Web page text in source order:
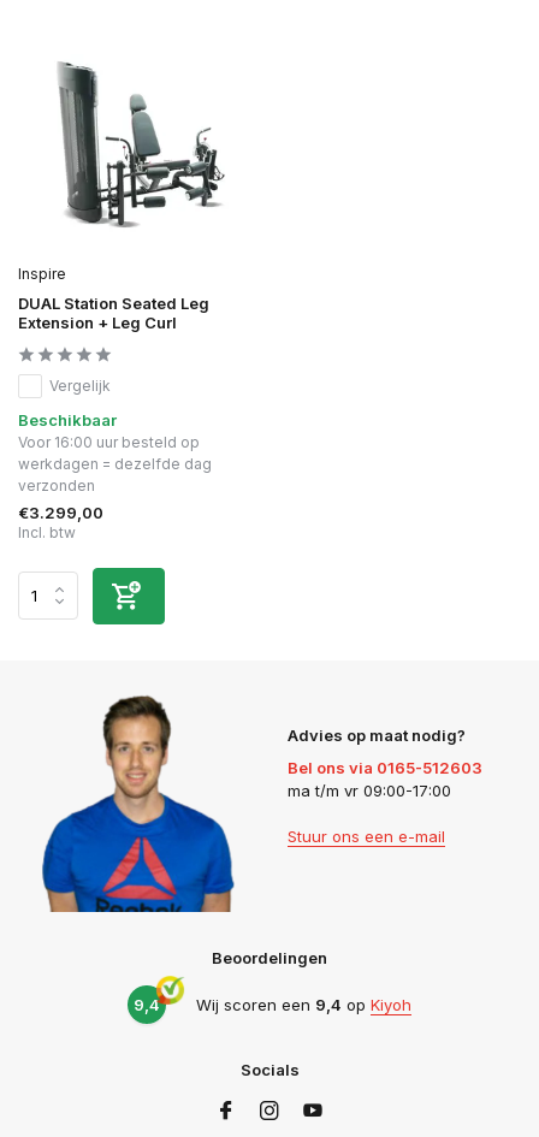
Inspire
DUAL Station Seated Leg
Extension + Leg Curl
Vergelijk
Beschikbaar
Voor 16:00 uur besteld op
werkdagen = dezelfde dag
verzonden
€3.299,00
Incl. btw
Advies op maat nodig?
Bel ons via 0165-512603
ma t/m vr 09:00-17:00
Stuur ons een e-mail
Beoordelingen
9,4 Wij scoren een 9,4 op Kiyoh
Socials